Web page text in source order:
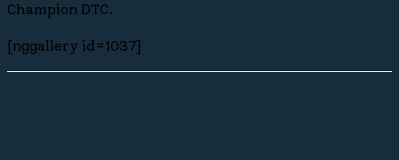
Champion DTC.
[nggallery id=1037]